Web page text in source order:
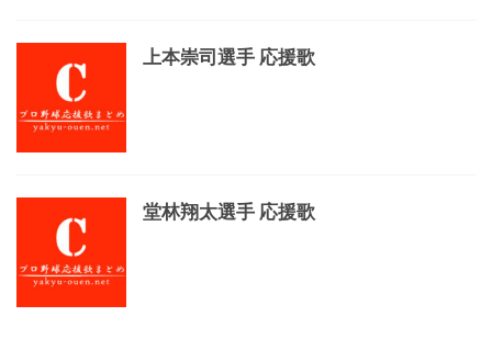
上本崇司選手 応援歌
堂林翔太選手 応援歌